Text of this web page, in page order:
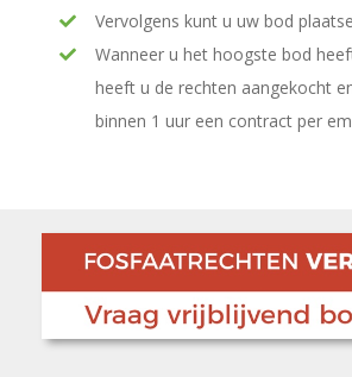
Vervolgens kunt u uw bod
Wanneer u het hoogste bod
heeft u de rechten aangekocht
binnen 1 uur een contract per